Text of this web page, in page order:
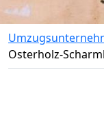
Osterholz-